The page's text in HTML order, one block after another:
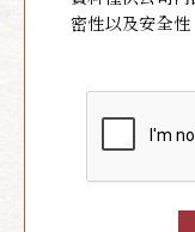
其他相關辦法
隱私權政策
密性以及安全性